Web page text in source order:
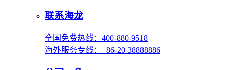
联系海龙
全国免费热线：400-880-9518
海外服务专线：+86-20-38888886